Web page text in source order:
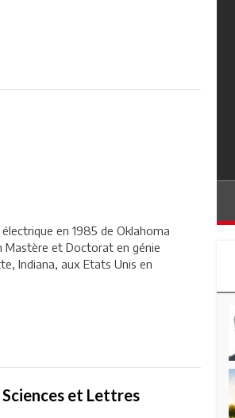
en 1985 de Oklahoma
et Doctorat en génie
Indiana, aux Etats Unis en
et Lettres